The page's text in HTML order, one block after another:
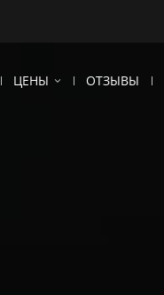
ЦЕНЫ ОТЗЫВЫ